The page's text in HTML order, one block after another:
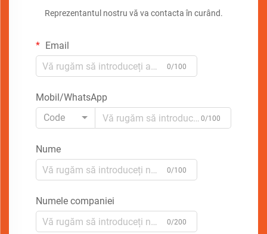
Reprezentantul nostru vă va contacta în curând.
Email
0/100
Mobil/WhatsApp
Code
0/100
Nume
0/100
Numele companiei
0/200